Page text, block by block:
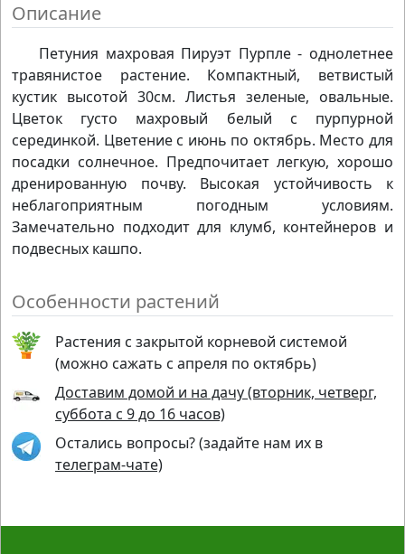
Описание
Петуния махровая Пируэт Пурпле - однолетнее
травянистое растение. Компактный, ветвистый
кустик высотой 30см. Листья зеленые, овальные.
Цветок густо махровый белый с пурпурной
серединкой. Цветение с июнь по октябрь. Место для
посадки солнечное. Предпочитает легкую, хорошо
дренированную почву. Высокая устойчивость к
неблагоприятным погодным условиям.
Замечательно подходит для клумб, контейнеров и
подвесных кашпо.
Особенности растений
Растения с закрытой корневой системой
(можно сажать с апреля по октябрь)
Доставим домой и на дачу (вторник, четверг,
суббота с 9 до 16 часов)
Остались вопросы? (задайте нам их в
телеграм-чате)